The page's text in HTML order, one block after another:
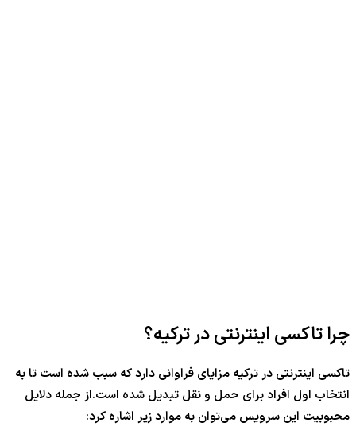
چرا تاکسی اینترنتی در ترکیه؟
تاکسی اینترنتی در ترکیه مزایای فراوانی دارد که سبب شده است تا به
انتخاب اول افراد برای حمل و نقل تبدیل شده است.از جمله دلایل
محبوبیت این سرویس می‌توان به موارد زیر اشاره کرد: